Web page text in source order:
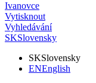
Ivanovce
Vytisknout
Vyhledávání
SKSlovensky
SKSlovensky
ENEnglish